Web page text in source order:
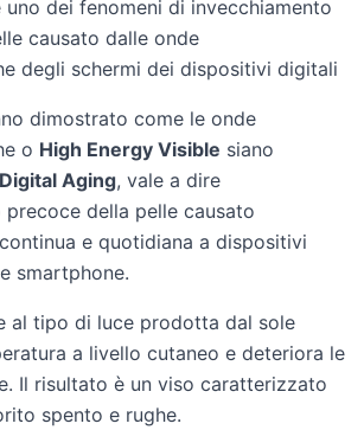
uno dei fenomeni di invecchiamento
causato dalle onde
degli schermi dei dispositivi digitali
dimostrato come le onde
o High Energy Visible siano
Digital Aging, vale a dire
precoce della pelle causato
e quotidiana a dispositivi
smartphone.
al tipo di luce prodotta dal sole
a livello cutaneo e deteriora le
Il risultato è un viso caratterizzato
spento e rughe.